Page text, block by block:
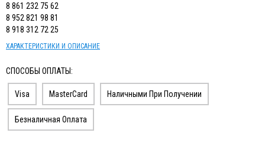
8 861 232 75 62
8 952 821 98 81
8 918 312 72 25
ХАРАКТЕРИСТИКИ И ОПИСАНИЕ
СПОСОБЫ ОПЛАТЫ:
Visa MasterCard Наличными При Получении
Безналичная Оплата